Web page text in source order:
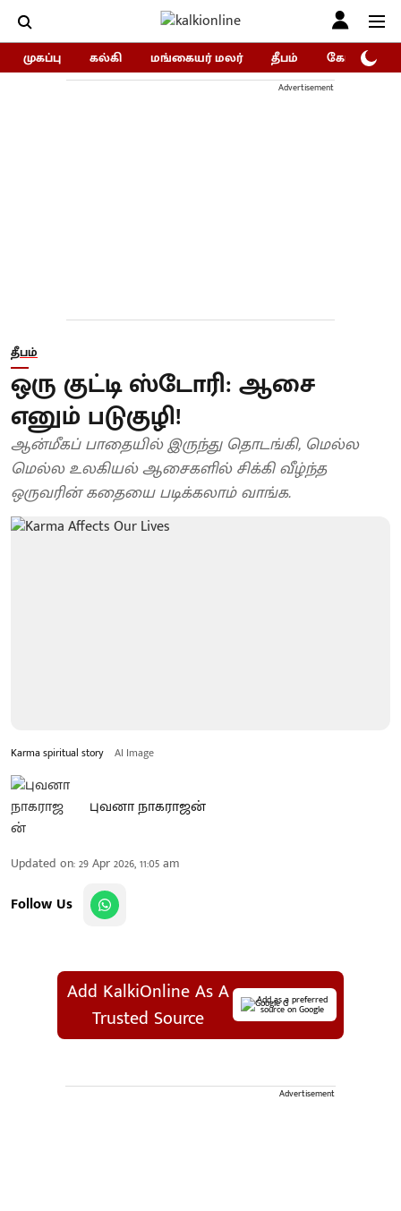
முகப்பு கல்கி மங்கையர் மலர் தீபம் கோகுலம்/
Advertisement
தீபம்
ஒரு குட்டி ஸ்டோரி: ஆசை
எனும் படுகுழி!
ஆன்மீகப் பாதையில் இருந்து தொடங்கி, மெல்ல
மெல்ல உலகியல் ஆசைகளில் சிக்கி வீழ்ந்த
ஒருவரின் கதையை படிக்கலாம் வாங்க.
Karma spiritual story AI Image
புவனா நாகராஜன்
Updated on:29 Apr 2026, 11:05 am
Follow Us
Add KalkiOnline As A
Trusted Source
Add as a preferred
source on Google
Advertisement